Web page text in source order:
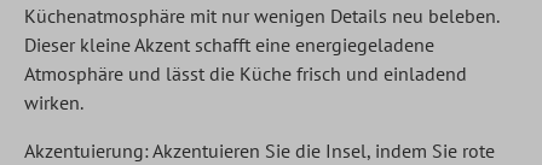
Küchenatmosphäre mit nur wenigen Details neu beleben.
Dieser kleine Akzent schafft eine energiegeladene
Atmosphäre und lässt die Küche frisch und einladend
wirken.
Akzentuierung: Akzentuieren Sie die Insel, indem Sie rote